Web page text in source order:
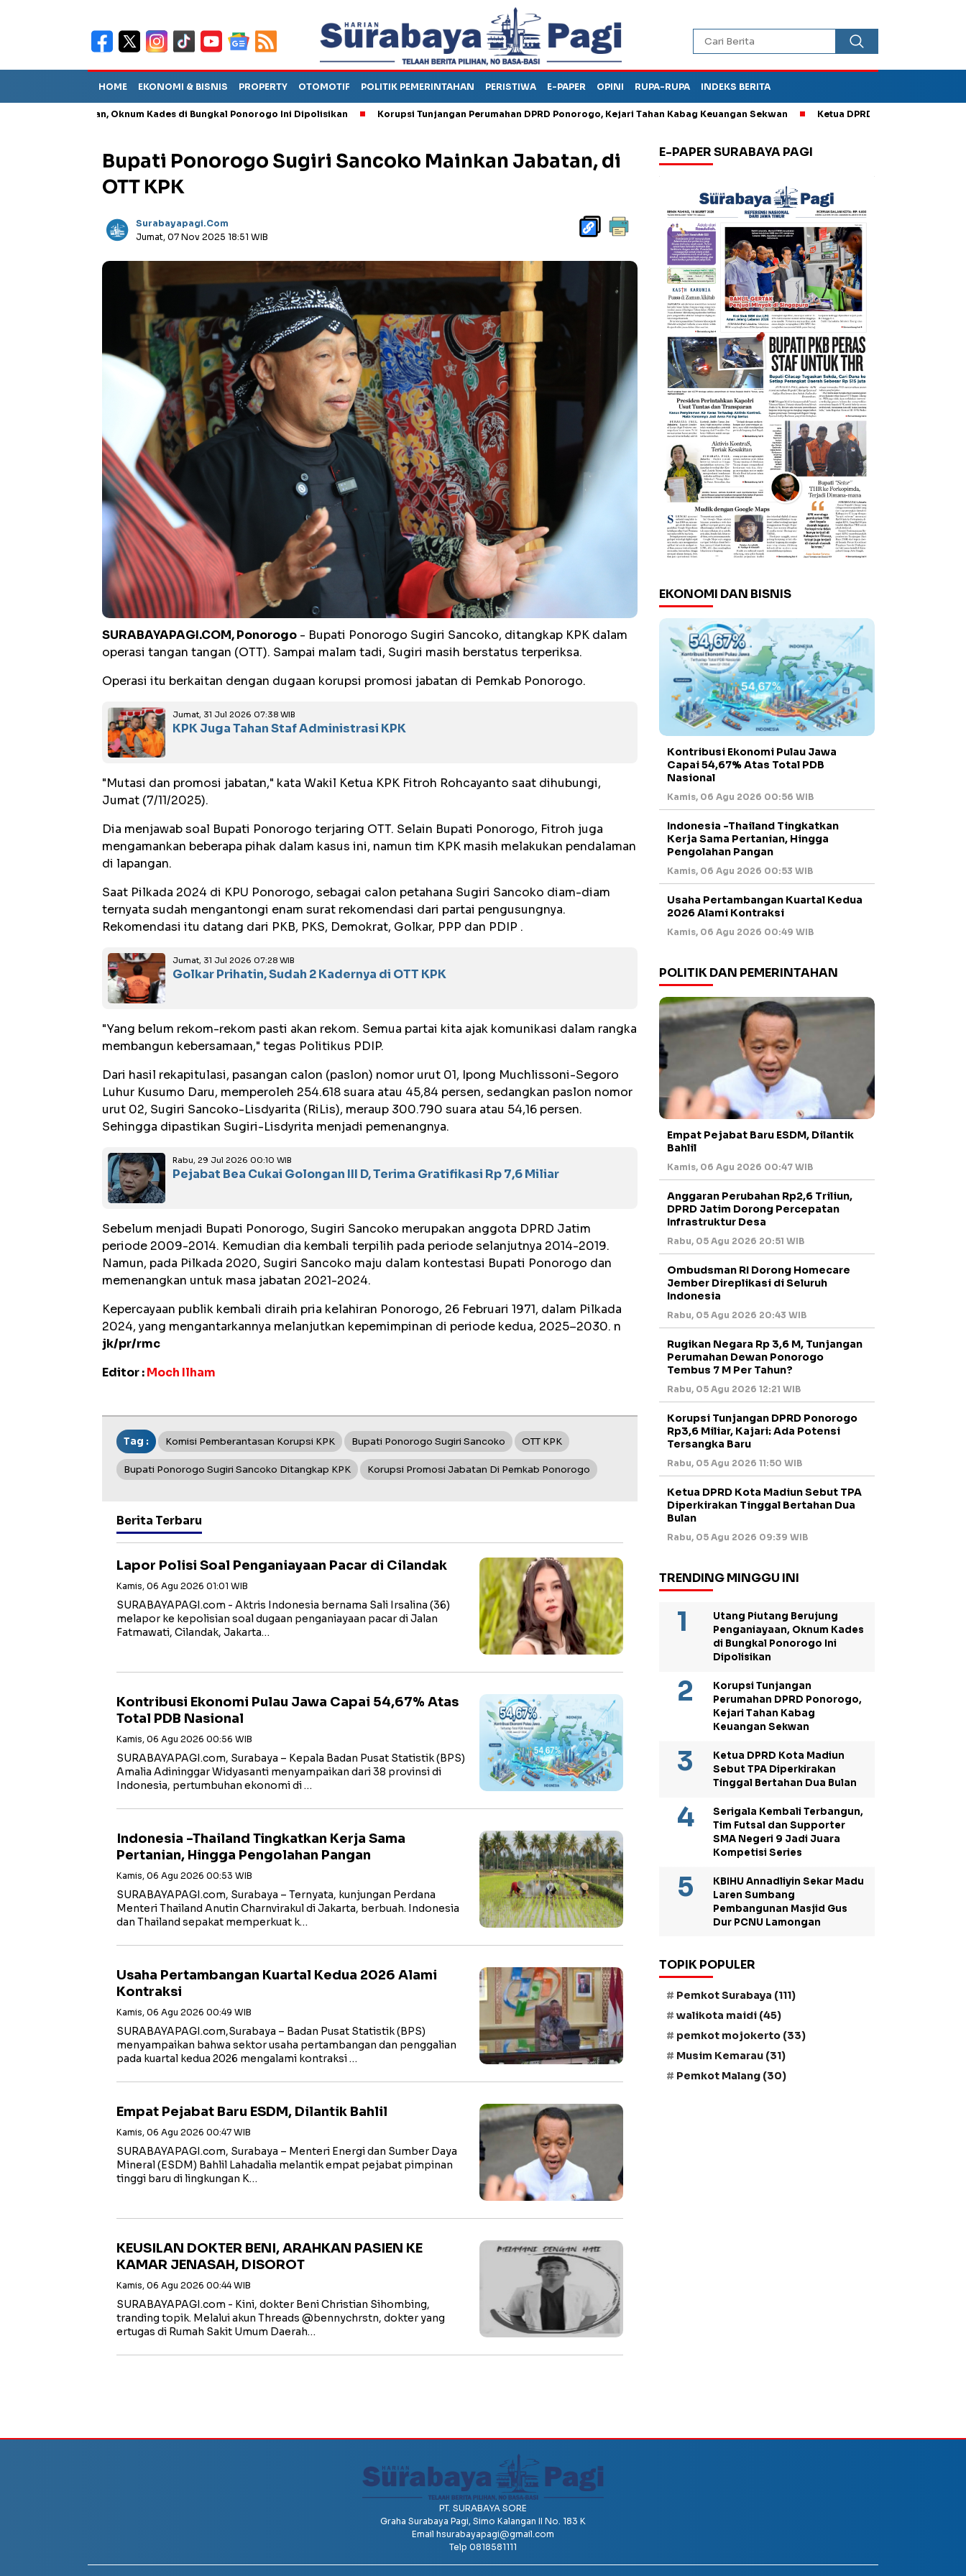
HOME EKONOMI & BISNIS PROPERTY OTOMOTIF POLITIK PEMERINTAHAN PERISTIWA E-PAPER OPINI RUPA-RUPA INDEKS BERITA
Oknum Kades di Bungkal Ponorogo Ini Dipolisikan Korupsi Tunjangan Perumahan DPRD Ponorogo, Kejari Tahan Kabag Keuangan Sekwan Ketua DPRD Kota Madiun Sebut TPA
Bupati Ponorogo Sugiri Sancoko Mainkan Jabatan, di
OTT KPK
Surabayapagi.com
Jumat, 07 Nov 2025 18:51 WIB
SURABAYAPAGI.COM, Ponorogo - Bupati Ponorogo Sugiri Sancoko, ditangkap KPK dalam
operasi tangan tangan (OTT). Sampai malam tadi, Sugiri masih berstatus terperiksa.
Operasi itu berkaitan dengan dugaan korupsi promosi jabatan di Pemkab Ponorogo.
Jumat, 31 Jul 2026 07:38 WIB
KPK Juga Tahan Staf Administrasi KPK
"Mutasi dan promosi jabatan," kata Wakil Ketua KPK Fitroh Rohcayanto saat dihubungi,
Jumat (7/11/2025).
Dia menjawab soal Bupati Ponorogo terjaring OTT. Selain Bupati Ponorogo, Fitroh juga
mengamankan beberapa pihak dalam kasus ini, namun tim KPK masih melakukan pendalaman
di lapangan.
Saat Pilkada 2024 di KPU Ponorogo, sebagai calon petahana Sugiri Sancoko diam-diam
ternyata sudah mengantongi enam surat rekomendasi dari partai pengusungnya.
Rekomendasi itu datang dari PKB, PKS, Demokrat, Golkar, PPP dan PDIP .
Jumat, 31 Jul 2026 07:28 WIB
Golkar Prihatin, Sudah 2 Kadernya di OTT KPK
"Yang belum rekom-rekom pasti akan rekom. Semua partai kita ajak komunikasi dalam rangka
membangun kebersamaan," tegas Politikus PDIP.
Dari hasil rekapitulasi, pasangan calon (paslon) nomor urut 01, Ipong Muchlissoni-Segoro
Luhur Kusumo Daru, memperoleh 254.618 suara atau 45,84 persen, sedangkan paslon nomor
urut 02, Sugiri Sancoko-Lisdyarita (RiLis), meraup 300.790 suara atau 54,16 persen.
Sehingga dipastikan Sugiri-Lisdyrita menjadi pemenangnya.
Rabu, 29 Jul 2026 00:10 WIB
Pejabat Bea Cukai Golongan III D, Terima Gratifikasi Rp 7,6 Miliar
Sebelum menjadi Bupati Ponorogo, Sugiri Sancoko merupakan anggota DPRD Jatim
periode 2009-2014. Kemudian dia kembali terpilih pada periode selanjutnya 2014-2019.
Namun, pada Pilkada 2020, Sugiri Sancoko maju dalam kontestasi Bupati Ponorogo dan
memenangkan untuk masa jabatan 2021-2024.
Kepercayaan publik kembali diraih pria kelahiran Ponorogo, 26 Februari 1971, dalam Pilkada
2024, yang mengantarkannya melanjutkan kepemimpinan di periode kedua, 2025–2030. n
jk/pr/rmc
Editor :Moch Ilham
Tag : Komisi Pemberantasan Korupsi KPK Bupati Ponorogo Sugiri Sancoko OTT KPK
Bupati Ponorogo Sugiri Sancoko Ditangkap KPK Korupsi Promosi Jabatan Di Pemkab Ponorogo
Berita Terbaru
Lapor Polisi Soal Penganiayaan Pacar di Cilandak
Kamis, 06 Agu 2026 01:01 WIB
SURABAYAPAGI.com - Aktris Indonesia bernama Sali Irsalina (36)
melapor ke kepolisian soal dugaan penganiayaan pacar di Jalan
Fatmawati, Cilandak, Jakarta…
Kontribusi Ekonomi Pulau Jawa Capai 54,67% Atas
Total PDB Nasional
Kamis, 06 Agu 2026 00:56 WIB
SURABAYAPAGI.com, Surabaya – Kepala Badan Pusat Statistik (BPS)
Amalia Adininggar Widyasanti menyampaikan dari 38 provinsi di
Indonesia, pertumbuhan ekonomi di …
Indonesia -Thailand Tingkatkan Kerja Sama
Pertanian, Hingga Pengolahan Pangan
Kamis, 06 Agu 2026 00:53 WIB
SURABAYAPAGI.com, Surabaya – Ternyata, kunjungan Perdana
Menteri Thailand Anutin Charnvirakul di Jakarta, berbuah. Indonesia
dan Thailand sepakat memperkuat k…
Usaha Pertambangan Kuartal Kedua 2026 Alami
Kontraksi
Kamis, 06 Agu 2026 00:49 WIB
SURABAYAPAGI.com,Surabaya – Badan Pusat Statistik (BPS)
menyampaikan bahwa sektor usaha pertambangan dan penggalian
pada kuartal kedua 2026 mengalami kontraksi …
Empat Pejabat Baru ESDM, Dilantik Bahlil
Kamis, 06 Agu 2026 00:47 WIB
SURABAYAPAGI.com, Surabaya – Menteri Energi dan Sumber Daya
Mineral (ESDM) Bahlil Lahadalia melantik empat pejabat pimpinan
tinggi baru di lingkungan K…
KEUSILAN DOKTER BENI, ARAHKAN PASIEN KE
KAMAR JENASAH, DISOROT
Kamis, 06 Agu 2026 00:44 WIB
SURABAYAPAGI.com - Kini, dokter Beni Christian Sihombing,
tranding topik. Melalui akun Threads @bennychrstn, dokter yang
ertugas di Rumah Sakit Umum Daerah…
E-PAPER SURABAYA PAGI
EKONOMI DAN BISNIS
Kontribusi Ekonomi Pulau Jawa
Capai 54,67% Atas Total PDB
Nasional
Kamis, 06 Agu 2026 00:56 WIB
Indonesia -Thailand Tingkatkan
Kerja Sama Pertanian, Hingga
Pengolahan Pangan
Kamis, 06 Agu 2026 00:53 WIB
Usaha Pertambangan Kuartal Kedua
2026 Alami Kontraksi
Kamis, 06 Agu 2026 00:49 WIB
POLITIK DAN PEMERINTAHAN
Empat Pejabat Baru ESDM, Dilantik
Bahlil
Kamis, 06 Agu 2026 00:47 WIB
Anggaran Perubahan Rp2,6 Triliun,
DPRD Jatim Dorong Percepatan
Infrastruktur Desa
Rabu, 05 Agu 2026 20:51 WIB
Ombudsman RI Dorong Homecare
Jember Direplikasi di Seluruh
Indonesia
Rabu, 05 Agu 2026 20:43 WIB
Rugikan Negara Rp 3,6 M, Tunjangan
Perumahan Dewan Ponorogo
Tembus 7 M Per Tahun?
Rabu, 05 Agu 2026 12:21 WIB
Korupsi Tunjangan DPRD Ponorogo
Rp3,6 Miliar, Kajari: Ada Potensi
Tersangka Baru
Rabu, 05 Agu 2026 11:50 WIB
Ketua DPRD Kota Madiun Sebut TPA
Diperkirakan Tinggal Bertahan Dua
Bulan
Rabu, 05 Agu 2026 09:39 WIB
TRENDING MINGGU INI
Utang Piutang Berujung
Penganiayaan, Oknum Kades
di Bungkal Ponorogo Ini
Dipolisikan
Korupsi Tunjangan
Perumahan DPRD Ponorogo,
Kejari Tahan Kabag
Keuangan Sekwan
Ketua DPRD Kota Madiun
Sebut TPA Diperkirakan
Tinggal Bertahan Dua Bulan
Serigala Kembali Terbangun,
Tim Futsal dan Supporter
SMA Negeri 9 Jadi Juara
Kompetisi Series
KBIHU Annadliyin Sekar Madu
Laren Sumbang
Pembangunan Masjid Gus
Dur PCNU Lamongan
TOPIK POPULER
Pemkot Surabaya (111)
walikota maidi (45)
pemkot mojokerto (33)
Musim Kemarau (31)
Pemkot Malang (30)
PT. SURABAYA SORE
Graha Surabaya Pagi, Simo Kalangan II No. 183 K
Email hsurabayapagi@gmail.com
Telp 0818581111